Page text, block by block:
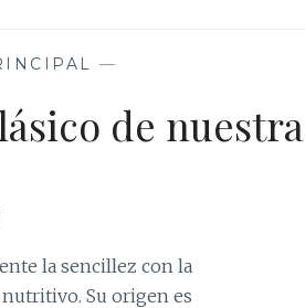
—
de nuestra
la sencillez con la
Su origen es